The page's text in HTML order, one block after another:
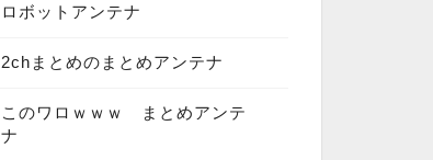
ロボットアンテナ
2chまとめのまとめアンテナ
このワロｗｗｗ まとめアンテ
ナ